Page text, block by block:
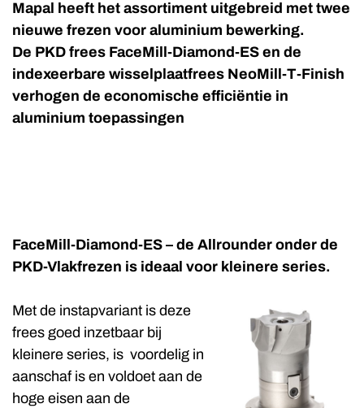
Mapal heeft het assortiment uitgebreid met twee
nieuwe frezen voor aluminium bewerking.
De PKD frees FaceMill-Diamond-ES en de
indexeerbare wisselplaatfrees NeoMill-T-Finish
verhogen de economische efficiëntie in
aluminium toepassingen
FaceMill-Diamond-ES – de Allrounder onder de
PKD-Vlakfrezen is ideaal voor kleinere series.
Met de instapvariant is deze
frees goed inzetbaar bij
kleinere series, is voordelig in
aanschaf is en voldoet aan de
hoge eisen aan de